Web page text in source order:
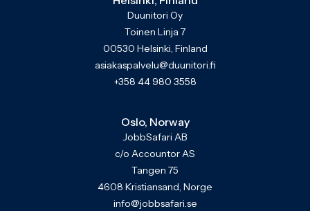
Duunitori Oy
Toinen Linja 7
00530 Helsinki, Finland
asiakaspalvelu@duunitori.fi
+358 44 980 3558
Oslo, Norway
JobbSafari AB
c/o Accountor AS
Tangen 75
4608 Kristiansand, Norge
info@jobbsafari.se